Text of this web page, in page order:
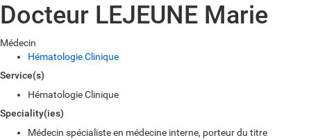
Docteur LEJEUNE Marie
Médecin
Hématologie Clinique
Service(s)
Hématologie Clinique
Speciality(ies)
Médecin spécialiste en médecine interne, porteur du titre